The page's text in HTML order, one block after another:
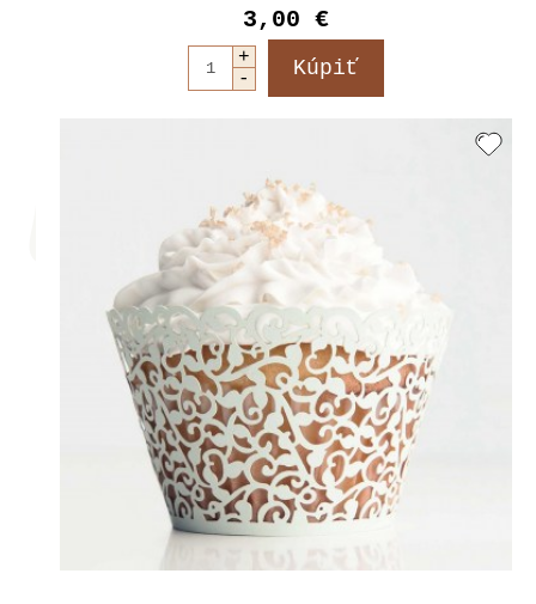
3,00 €